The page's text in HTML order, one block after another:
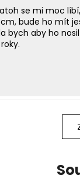
se mi moc
cm, bude ho mít
bych aby ho nosil